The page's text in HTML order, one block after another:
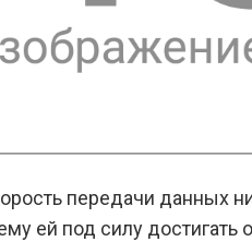
передачи данных
ей под силу